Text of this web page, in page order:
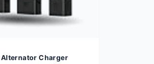
Charger